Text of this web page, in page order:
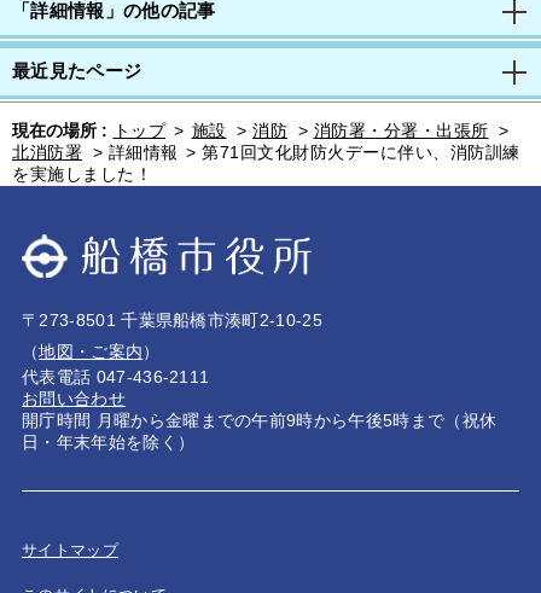
「詳細情報」の他の記事
最近見たページ
現在の場所 : トップ > 施設 > 消防 > 消防署・分署・出張所 >
北消防署 > 詳細情報 > 第71回文化財防火デーに伴い、消防訓練
を実施しました！
〒273-8501 千葉県船橋市湊町2-10-25
（地図・ご案内）
代表電話 047-436-2111
お問い合わせ
開庁時間 月曜から金曜までの午前9時から午後5時まで（祝休
日・年末年始を除く）
サイトマップ